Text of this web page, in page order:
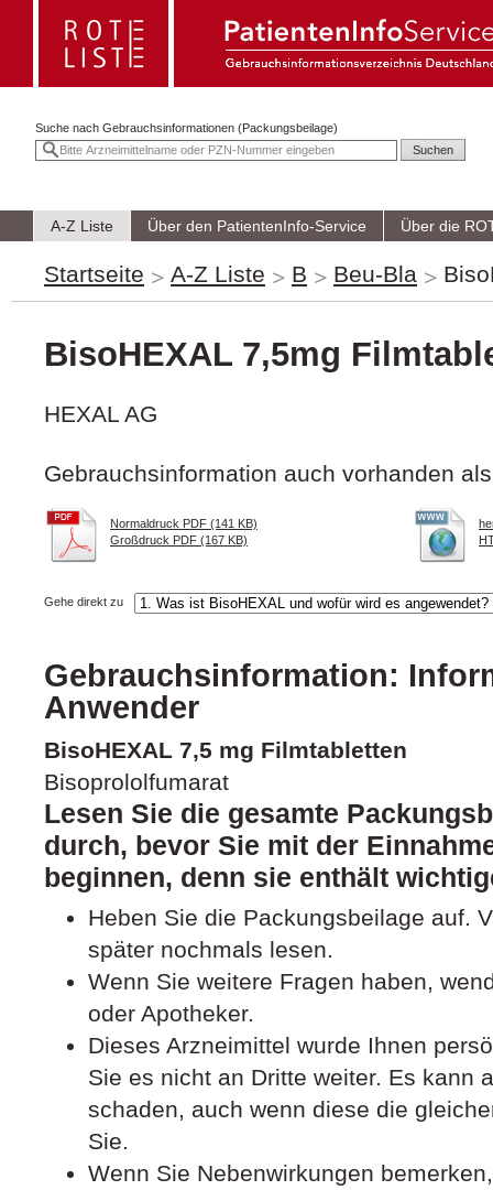
Suche nach Gebrauchsinformationen (Packungsbeilage)
A-Z Liste Über den PatientenInfo-Service Über die
Startseite A-Z Liste B Beu-Bla
BisoHEXAL 7,5mg
HEXAL AG
Gebrauchsinformation auch vorhanden
Normaldruck PDF (141 KB)
Großdruck PDF (167 KB)
Gehe direkt zu
Gebrauchsinformation:
Anwender
BisoHEXAL 7,5 mg Filmtabletten
Bisoprololfumarat
Lesen Sie die gesamte
durch, bevor Sie mit der
beginnen, denn sie enthält
Heben Sie die Packungsbeilage auf.
später nochmals lesen.
Wenn Sie weitere Fragen haben,
oder Apotheker.
Dieses Arzneimittel wurde Ihnen
Sie es nicht an Dritte weiter. Es kann
schaden, auch wenn diese die
Sie.
Wenn Sie Nebenwirkungen